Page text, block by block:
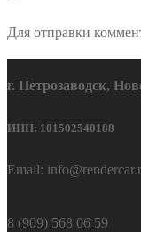
Для отправки
г. Петрозаводск,
ИНН: 101502540188
Email:
8 (909) 568 06 59